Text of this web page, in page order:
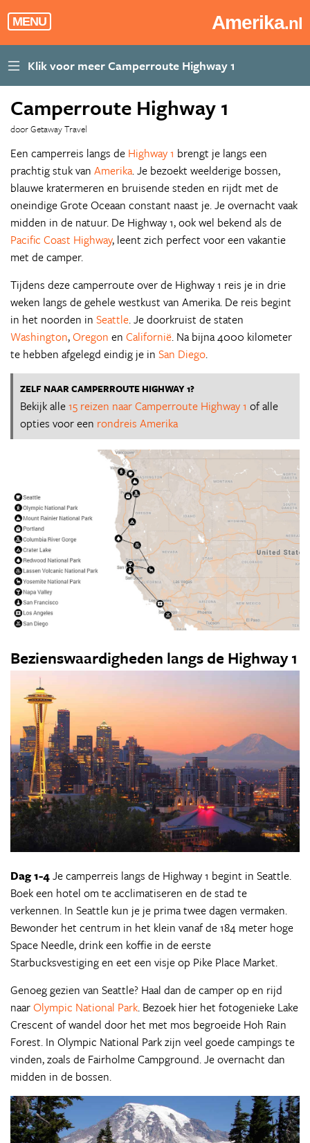
MENU Amerika.nl
Camperroute Highway 1
door Getaway Travel
Een camperreis langs de Highway 1 brengt je langs een
prachtig stuk van Amerika. Je bezoekt weelderige bossen,
blauwe kratermeren en bruisende steden en rijdt met de
oneindige Grote Oceaan constant naast je. Je overnacht vaak
midden in de natuur. De Highway 1, ook wel bekend als de
Pacific Coast Highway, leent zich perfect voor een vakantie
met de camper.
Tijdens deze camperroute over de Highway 1 reis je in drie
weken langs de gehele westkust van Amerika. De reis begint
in het noorden in Seattle. Je doorkruist de staten
Washington,Oregon en Californië. Na bijna 4000 kilometer
te hebben afgelegd eindig je in San Diego.
ZELF NAAR CAMPERROUTE HIGHWAY 1?
Bekijk alle15 reizen naar Camperroute Highway 1 of alle
opties voor een rondreis Amerika
Bezienswaardigheden langs de Highway 1
Dag 1-4Je camperreis langs de Highway 1 begint in Seattle.
Boek een hotel om te acclimatiseren en de stad te
verkennen. In Seattle kun je je prima twee dagen vermaken.
Bewonder het centrum in het klein vanaf de 184 meter hoge
Space Needle, drink een koffie in de eerste
Starbucksvestiging en eet een visje op Pike Place Market.
Genoeg gezien van Seattle? Haal dan de camper op en rijd
naarOlympic National Park. Bezoek hier het fotogenieke Lake
Crescent of wandel door het met mos begroeide Hoh Rain
Forest. In Olympic National Park zijn veel goede campings te
vinden, zoals de Fairholme Campground. Je overnacht dan
midden in de bossen.